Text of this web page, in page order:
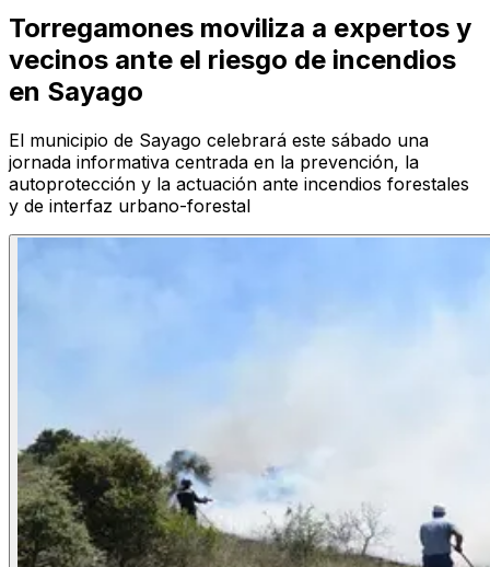
Torregamones moviliza a expertos y
vecinos ante el riesgo de incendios
en Sayago
El municipio de Sayago celebrará este sábado una
jornada informativa centrada en la prevención, la
autoprotección y la actuación ante incendios forestales
y de interfaz urbano-forestal